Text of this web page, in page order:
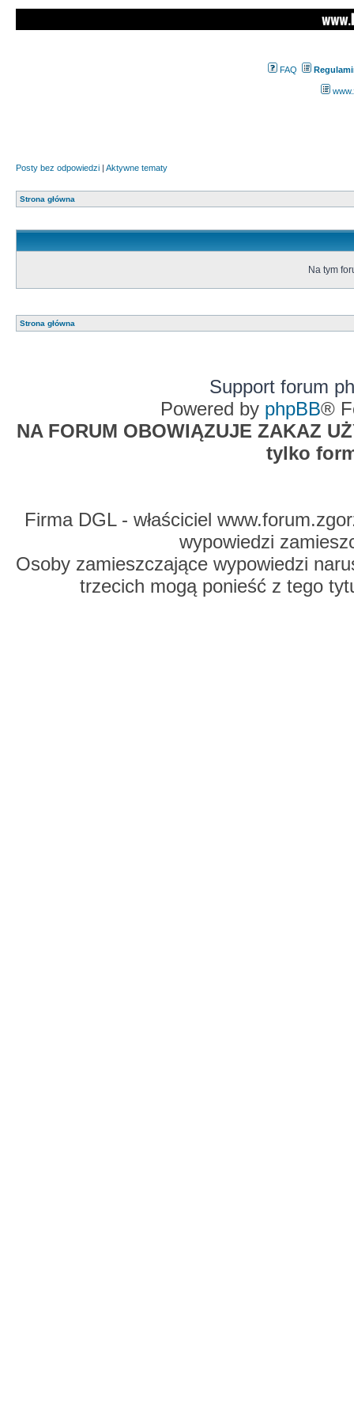
FAQ
Posty bez odpowiedzi | Aktywne tematy
Strona główna
Na tym
Strona główna
Support forum
Powered by phpBB®
NA FORUM OBOWIĄZUJE ZAKAZ
tylko
Firma DGL - właściciel
wypowiedzi
Osoby zamieszczające wypowiedzi
trzecich mogą ponieść z tego